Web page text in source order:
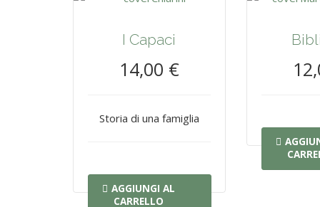
I Capaci
14,00 €
Storia di una famiglia
AGGIUNGI AL
CARRELLO